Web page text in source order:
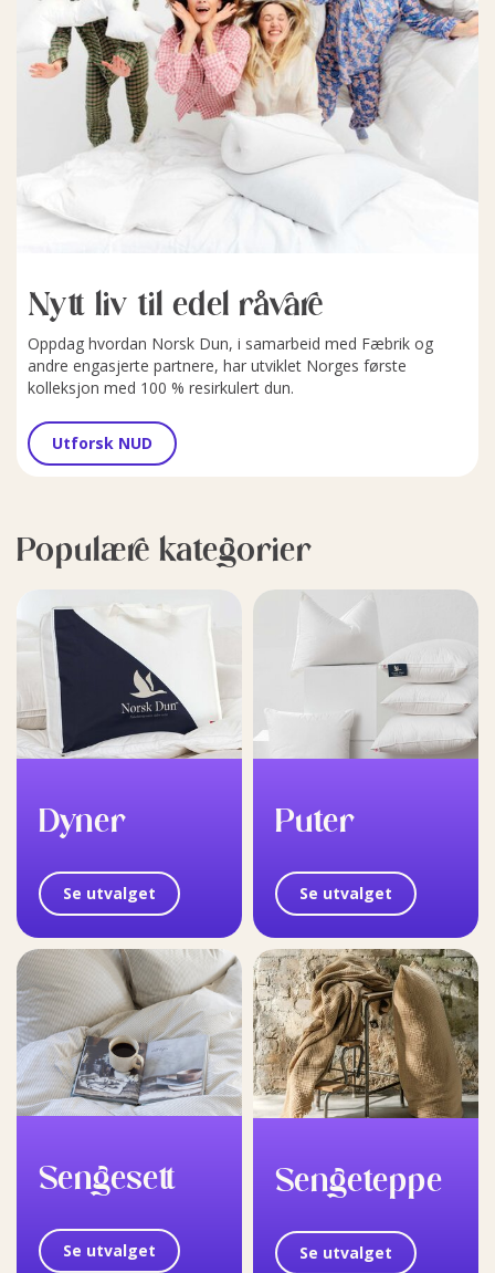
Nytt liv til edel råvare
Oppdag hvordan Norsk Dun, i samarbeid med Fæbrik og
andre engasjerte partnere, har utviklet Norges første
kolleksjon med 100 % resirkulert dun.
Utforsk NUD
Populære kategorier
Dyner
Se utvalget
Puter
Se utvalget
Sengesett
Se utvalget
Sengeteppe
Se utvalget